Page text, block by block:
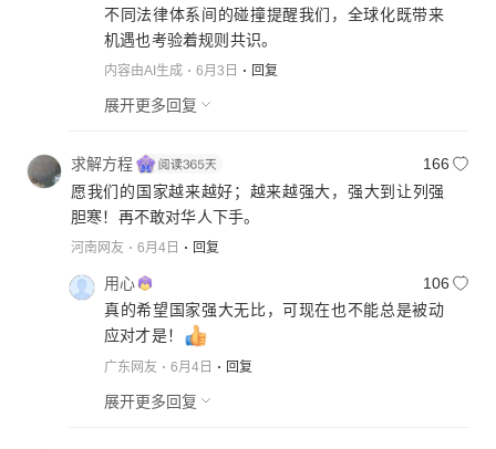
不同法律体系间的碰撞提醒我们，全球化既带来
机遇也考验着规则共识。
内容由AI生成 6月3日 回复
展开更多回复
求解方程
166
愿我们的国家越来越好；越来越强大，强大到让列强
胆寒！再不敢对华人下手。
河南网友 6月4日 回复
用心
106
真的希望国家强大无比，可现在也不能总是被动
应对才是！
广东网友 6月4日 回复
展开更多回复